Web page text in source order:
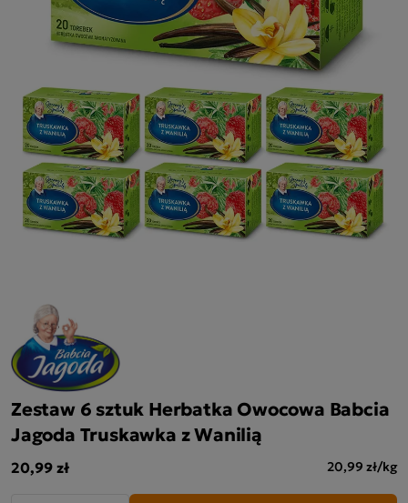
Zestaw 6 sztuk Herbatka Owocowa Babcia
Jagoda Truskawka z Wanilią
20,99 zł 20,99 zł/kg